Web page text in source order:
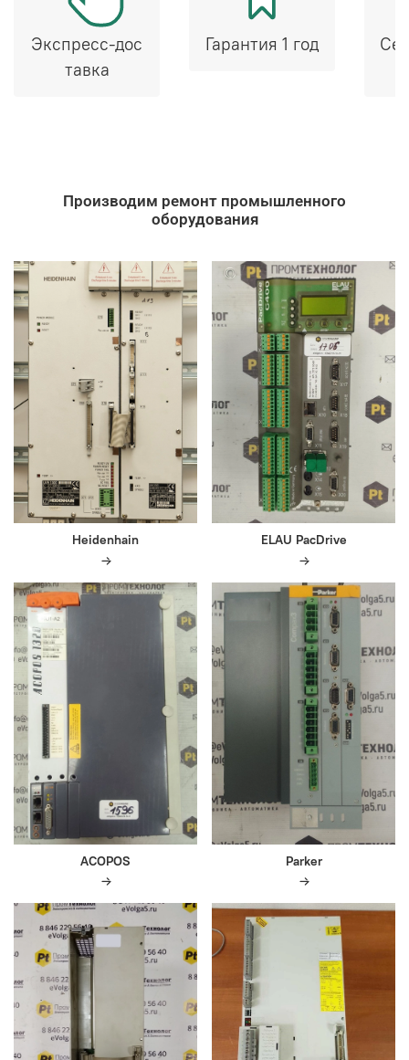
Экспресс-дос
тавка
Гарантия 1 год
Производим ремонт промышленного
оборудования
Heidenhain ELAU PacDrive
ACOPOS Parker